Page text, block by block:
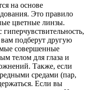
на основе
Это правило
цветные линзы.
вам подберут другую
совершенные
телом для глаза и
Также, если
средами (пар,
Если вы